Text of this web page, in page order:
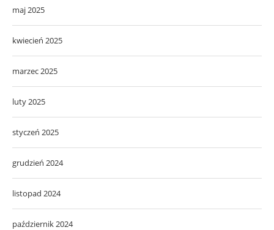
maj 2025
kwiecień 2025
marzec 2025
luty 2025
styczeń 2025
grudzień 2024
listopad 2024
październik 2024